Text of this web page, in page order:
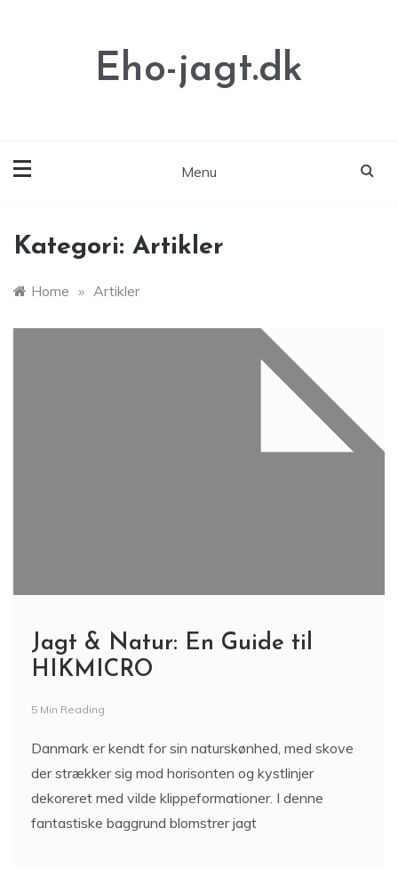
Eho-jagt.dk
Menu
Kategori: Artikler
Home » Artikler
Jagt & Natur: En Guide til
HIKMICRO
5 Min Reading
Danmark er kendt for sin naturskønhed, med skove
der strækker sig mod horisonten og kystlinjer
dekoreret med vilde klippeformationer. I denne
fantastiske baggrund blomstrer jagt